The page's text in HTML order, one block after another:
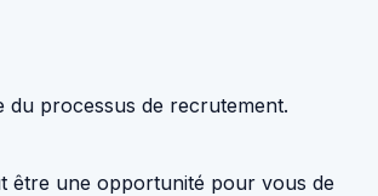
du processus de recrutement.
être une opportunité pour vous de